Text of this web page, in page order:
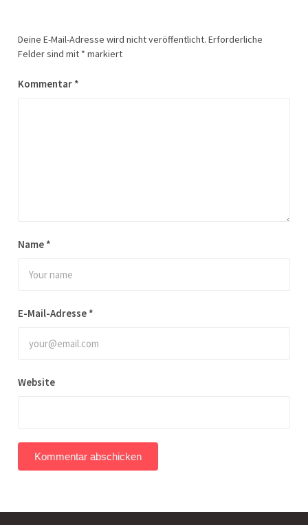
Deine E-Mail-Adresse wird nicht veröffentlicht. Erforderliche
Felder sind mit * markiert
Kommentar *
Name *
E-Mail-Adresse *
Website